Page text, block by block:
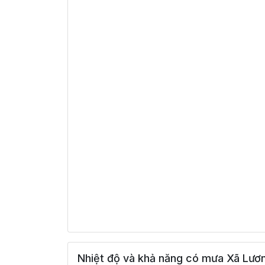
Nhiệt độ và khả năng có mưa Xã